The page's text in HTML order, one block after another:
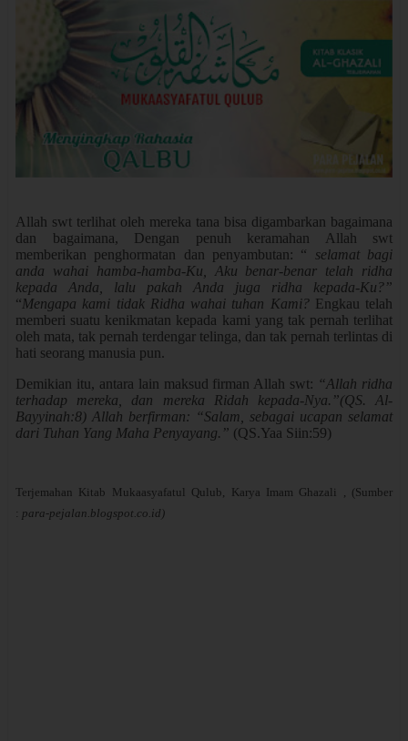
Allah swt terlihat oleh mereka tana bisa digambarkan bagaimana
dan bagaimana, Dengan penuh keramahan Allah swt
memberikan penghormatan dan penyambutan: “ selamat bagi
anda wahai hamba-hamba-Ku, Aku benar-benar telah ridha
kepada Anda, lalu pakah Anda juga ridha kepada-Ku?”
“Mengapa kami tidak Ridha wahai tuhan Kami? Engkau telah
memberi suatu kenikmatan kepada kami yang tak pernah terlihat
oleh mata, tak pernah terdengar telinga, dan tak pernah terlintas di
hati seorang manusia pun.
Demikian itu, antara lain maksud firman Allah swt: “Allah ridha
terhadap mereka, dan mereka Ridah kepada-Nya.”(QS. Al-
Bayyinah:8) Allah berfirman: “Salam, sebagai ucapan selamat
dari Tuhan Yang Maha Penyayang.” (QS.Yaa Siin:59)
Terjemahan Kitab Mukaasyafatul Qulub, Karya Imam Ghazali , (Sumber
: para-pejalan.blogspot.co.id)